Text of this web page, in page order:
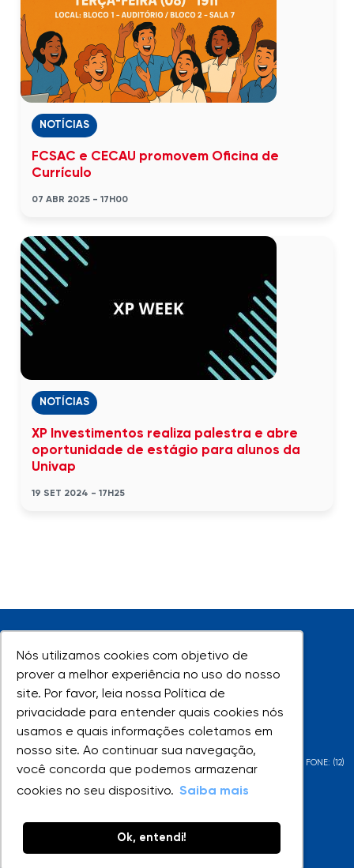
Nós utilizamos cookies com objetivo de
prover a melhor experiência no uso do nosso
site. Por favor, leia nossa Política de
privacidade para entender quais cookies nós
usamos e quais informações coletamos em
nosso site. Ao continuar sua navegação,
você concorda que podemos armazenar
cookies no seu dispositivo. Saiba mais
Ok, entendi!
Nós utilizamos cookies com objetivo de
prover a melhor experiência no uso do nosso
site. Por favor, leia nossa Política de
privacidade para entender quais cookies nós
usamos e quais informações coletamos em
nosso site. Ao continuar sua navegação,
você concorda que podemos armazenar
cookies no seu dispositivo. Saiba mais
Ok, entendi!
NOTÍCIAS
FCSAC e CECAU promovem Oficina de
Currículo
07 ABR 2025 - 17H00
NOTÍCIAS
XP Investimentos realiza palestra e abre
oportunidade de estágio para alunos da
Univap
19 SET 2024 - 17H25
UNIVAP - Todos os direitos reservados
AV. SHISHIMA HIFUMI, 2911 - URBANOVA - SÃO JOSÉ DOS CAMPOS - SP - FONE: (12)